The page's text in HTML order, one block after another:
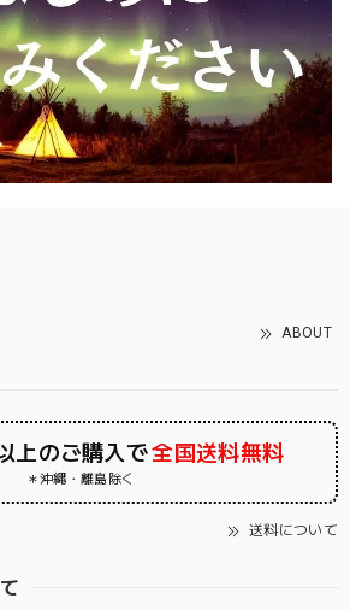
ABOUT
上のご購入で全国送料無料
＊沖縄・離島除く
送料について